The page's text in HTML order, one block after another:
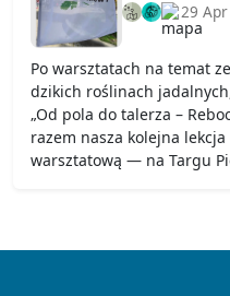
29
Po warsztatach na temat
dzikich roślinach
„Od pola do talerza –
razem nasza kolejna lekcja
warsztatową — na Targu